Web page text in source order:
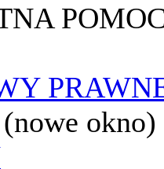
(nowe okno)